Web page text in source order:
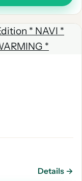
Details →